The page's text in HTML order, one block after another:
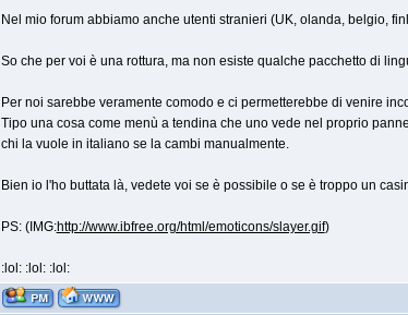
Nel mio forum abbiamo anche utenti stranieri (UK, olanda, belgio,
So che per voi è una rottura, ma non esiste qualche pacchetto di
Per noi sarebbe veramente comodo e ci permetterebbe di venire
Tipo una cosa come menù a tendina che uno vede nel proprio
chi la vuole in italiano se la cambi manualmente.
Bien io l'ho buttata là, vedete voi se è possibile o se è troppo un
PS: (IMG:http://www.ibfree.org/html/emoticons/slayer.gif)
:lol: :lol: :lol: